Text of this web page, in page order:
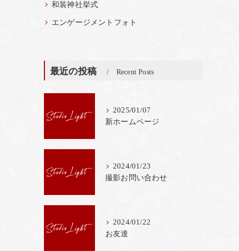
和装神社挙式
エンゲージメントフォト
最近の投稿 Recent Posts
2025/01/07
新ホームページ
2024/01/23
撮影お問い合わせ
2024/01/22
お友達